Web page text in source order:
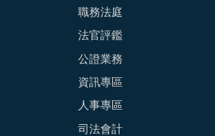
職務法庭
法官評鑑
公證業務
資訊專區
人事專區
司法會計